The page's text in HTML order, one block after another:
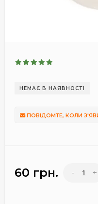
НЕМАЄ В НАЯВНОСТІ
ПОВІДОМТЕ, КОЛИ
60 грн. - +